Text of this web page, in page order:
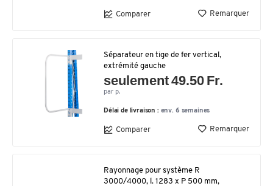
Comparer Remarquer
Séparateur en tige de fer vertical,
extrémité gauche
seulement 49.50 Fr.
par p.
Délai de livraison : env. 6 semaines
Comparer Remarquer
Rayonnage pour système R
3000/4000, l. 1283 x P 500 mm,